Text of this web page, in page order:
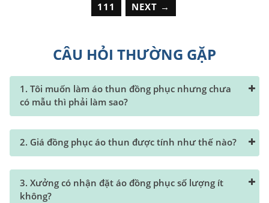
111
NEXT →
CÂU HỎI THƯỜNG GẶP
1. Tôi muốn làm áo thun đồng phục nhưng chưa
có mẫu thì phải làm sao?
2. Giá đồng phục áo thun được tính như thế nào?
3. Xưởng có nhận đặt áo đồng phục số lượng ít
không?